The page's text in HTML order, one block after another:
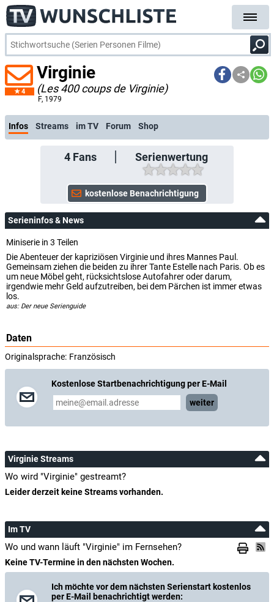
4
Virginie
(Les 400 coups de Virginie)
F, 1979
Infos Streams im TV Forum Shop
4Fans Serienwertung
Serieninfos & News
Miniserie in 3 Teilen
Die Abenteuer der kapriziösen Virginie und ihres Mannes Paul.
Gemeinsam ziehen die beiden zu ihrer Tante Estelle nach Paris. Ob es
um neue Möbel geht, rücksichtslose Autofahrer oder darum,
irgendwie mehr Geld aufzutreiben, bei dem Pärchen ist immer etwas
los.
aus: Der neue Serienguide
Daten
Originalsprache: Französisch
Kostenlose Startbenachrichtigung per E-Mail
weiter
Virginie Streams
Wo wird "Virginie" gestreamt?
Leider derzeit keine Streams vorhanden.
Im TV
Wo und wann läuft "Virginie" im Fernsehen?
Keine TV-Termine in den nächsten Wochen.
Ich möchte vor dem nächsten Serienstart kostenlos
per E-Mail benachrichtigt werden: